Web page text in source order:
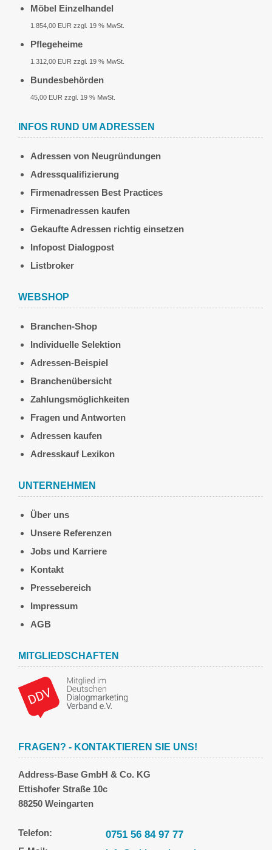
Möbel Einzelhandel
1.854,00 EUR zzgl. 19 % MwSt.
Pflegeheime
1.312,00 EUR zzgl. 19 % MwSt.
Bundesbehörden
45,00 EUR zzgl. 19 % MwSt.
INFOS RUND UM ADRESSEN
Adressen von Neugründungen
Adressqualifizierung
Firmenadressen Best Practices
Firmenadressen kaufen
Gekaufte Adressen richtig einsetzen
Infopost Dialogpost
Listbroker
WEBSHOP
Branchen-Shop
Individuelle Selektion
Adressen-Beispiel
Branchenübersicht
Zahlungsmöglichkeiten
Fragen und Antworten
Adressen kaufen
Adresskauf Lexikon
UNTERNEHMEN
Über uns
Unsere Referenzen
Jobs und Karriere
Kontakt
Pressebereich
Impressum
AGB
MITGLIEDSCHAFTEN
FRAGEN? - KONTAKTIEREN SIE UNS!
Address-Base GmbH & Co. KG
Ettishofer Straße 10c
88250 Weingarten
Telefon: 0751 56 84 97 77